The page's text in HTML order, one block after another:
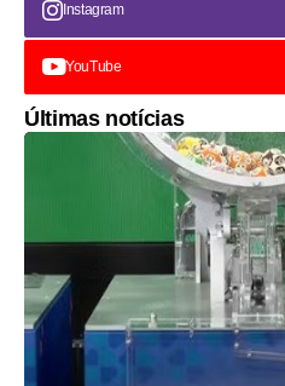
Instagram
YouTube
Últimas notícias